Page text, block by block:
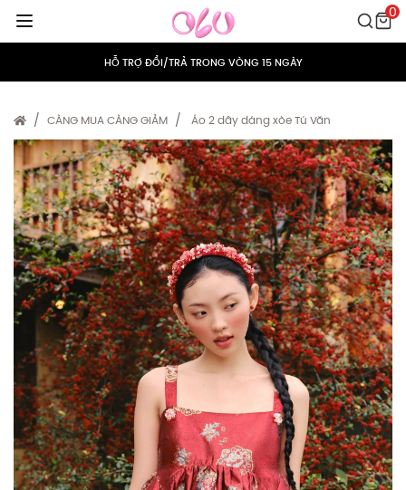
0
MIỄN PHÍ VẬN CHUYỂN CHO MỌI ĐƠN HÀNG
HỖ TRỢ ĐỔI/TRẢ TRONG VÒNG 15 NGÀY
MIỄN PHÍ VẬN CHUYỂN CHO MỌI ĐƠN HÀNG
HỖ TRỢ ĐỔI/TRẢ TRONG VÒNG 15 NGÀY
TÍCH ĐIỂM 5% CHO MỌI ĐƠN HÀNG
CÀNG MUA CÀNG GIẢM Áo 2 dây dáng xòe Tú Văn